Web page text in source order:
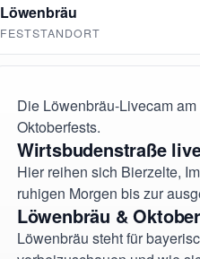
Löwenbräu
FESTSTANDORT
Die Löwenbräu-Livecam
Oktoberfests.
Wirtsbudenstraße
Hier reihen sich Bierzelte,
ruhigen Morgen bis zur
Löwenbräu &
Löwenbräu steht für